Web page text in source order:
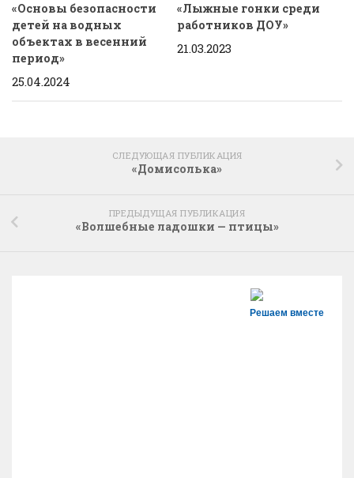
«Основы безопасности
детей на водных
объектах в весенний
период»
25.04.2024
«Лыжные гонки среди
работников ДОУ»
21.03.2023
СЛЕДУЮЩАЯ ПУБЛИКАЦИЯ
«Домисолька»
ПРЕДЫДУЩАЯ ПУБЛИКАЦИЯ
«Волшебные ладошки — птицы»
Решаем вместе